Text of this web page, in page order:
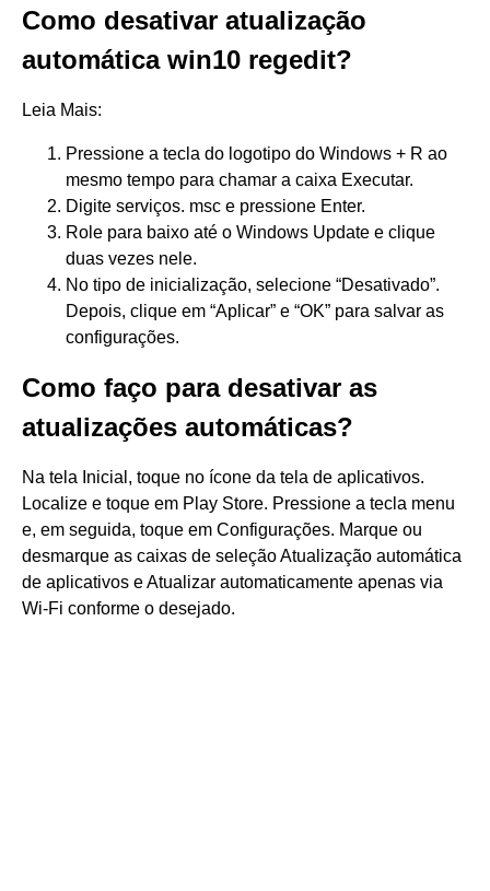
Como desativar atualização
automática win10 regedit?
Leia Mais:
Pressione a tecla do logotipo do Windows + R ao
mesmo tempo para chamar a caixa Executar.
Digite serviços. msc e pressione Enter.
Role para baixo até o Windows Update e clique
duas vezes nele.
No tipo de inicialização, selecione “Desativado”.
Depois, clique em “Aplicar” e “OK” para salvar as
configurações.
Como faço para desativar as
atualizações automáticas?
Na tela Inicial, toque no ícone da tela de aplicativos.
Localize e toque em Play Store. Pressione a tecla menu
e, em seguida, toque em Configurações. Marque ou
desmarque as caixas de seleção Atualização automática
de aplicativos e Atualizar automaticamente apenas via
Wi-Fi conforme o desejado.